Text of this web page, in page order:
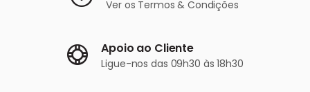
Ver os Termos & Condições
Apoio ao Cliente
Ligue-nos das 09h30 às 18h30